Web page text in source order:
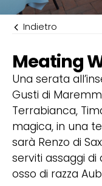
Indietro
Meating
Una serata
Gusti di
Terrabianca,
magica, in una
sarà Renzo di
serviti assaggi
osso di razza